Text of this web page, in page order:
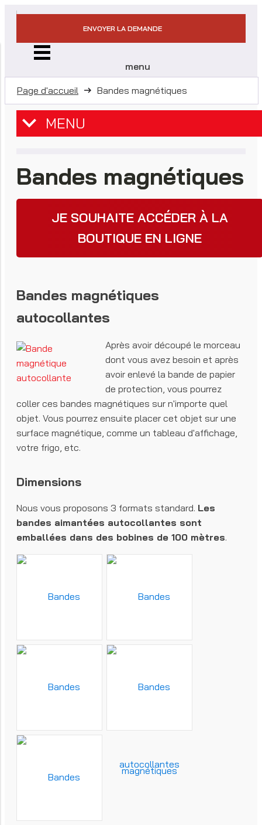
ENVOYER LA DEMANDE
menu
Page d'accueil Bandes magnétiques
MENU
Bandes magnétiques
JE SOUHAITE ACCÉDER À LA
BOUTIQUE EN LIGNE
Bandes magnétiques
autocollantes
Après avoir découpé le morceau
dont vous avez besoin et après
avoir enlevé la bande de papier
de protection, vous pourrez
coller ces bandes magnétiques sur n'importe quel
objet. Vous pourrez ensuite placer cet objet sur une
surface magnétique, comme un tableau d'affichage,
votre frigo, etc.
Dimensions
Nous vous proposons 3 formats standard. Les
bandes aimantées autocollantes sont
emballées dans des bobines de 100 mètres.